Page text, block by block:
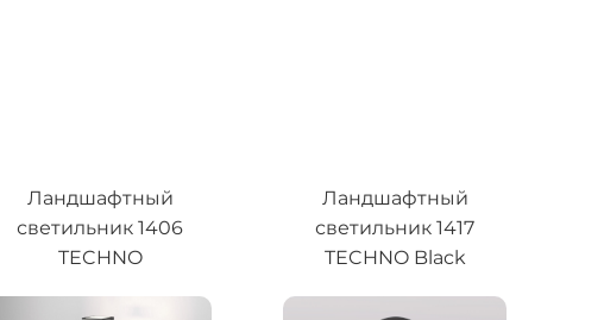
Ландшафтный
светильник 1406
TECHNO
Ландшафтный
светильник 1417
TECHNO Black